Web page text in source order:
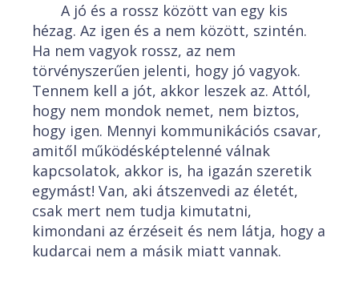
A jó és a rossz között van egy kis
hézag. Az igen és a nem között, szintén.
Ha nem vagyok rossz, az nem
törvényszerűen jelenti, hogy jó vagyok.
Tennem kell a jót, akkor leszek az. Attól,
hogy nem mondok nemet, nem biztos,
hogy igen. Mennyi kommunikációs csavar,
amitől működésképtelenné válnak
kapcsolatok, akkor is, ha igazán szeretik
egymást! Van, aki átszenvedi az életét,
csak mert nem tudja kimutatni,
kimondani az érzéseit és nem látja, hogy a
kudarcai nem a másik miatt vannak.